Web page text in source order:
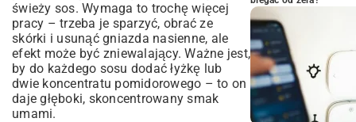
świeży sos. Wymaga to trochę więcej
pracy – trzeba je sparzyć, obrać ze
skórki i usunąć gniazda nasienne, ale
efekt może być zniewalający. Ważne jest,
by do każdego sosu dodać łyżkę lub
dwie koncentratu pomidorowego – to on
daje głęboki, skoncentrowany smak
umami.